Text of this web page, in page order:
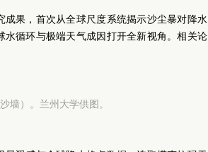
果，首次从全球尺度系统揭示沙尘暴对降水
循环与极端天气成因打开全新视角。相关论
墙）。兰州大学供图。